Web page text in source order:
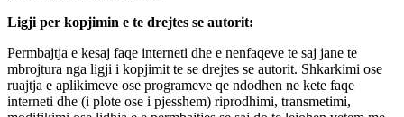
Ligji per kopjimin e te drejtes se autorit:
Permbajtja e kesaj faqe interneti dhe e nenfaqeve te saj jane te
mbrojtura nga ligji i kopjimit te se drejtes se autorit. Shkarkimi ose
ruajtja e aplikimeve ose programeve qe ndodhen ne kete faqe
interneti dhe (i plote ose i pjesshem) riprodhimi, transmetimi,